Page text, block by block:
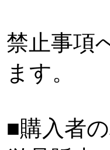
禁止事項
ます。
■購入者